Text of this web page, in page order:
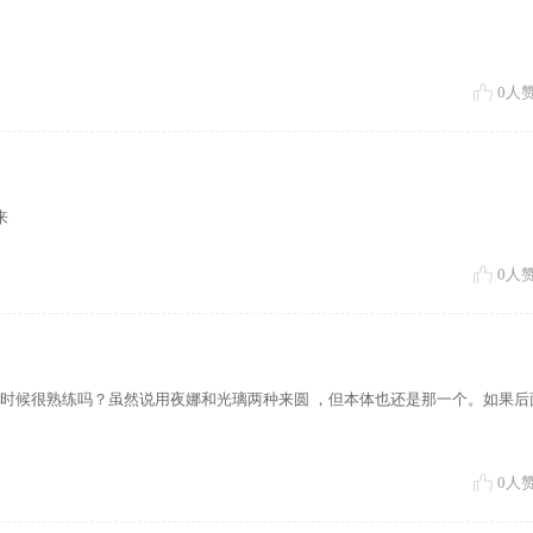
0 人
0 人
候很熟练吗？虽然说用夜娜和光璃两种来圆 ，但本体也还是那一个。如果
0 人